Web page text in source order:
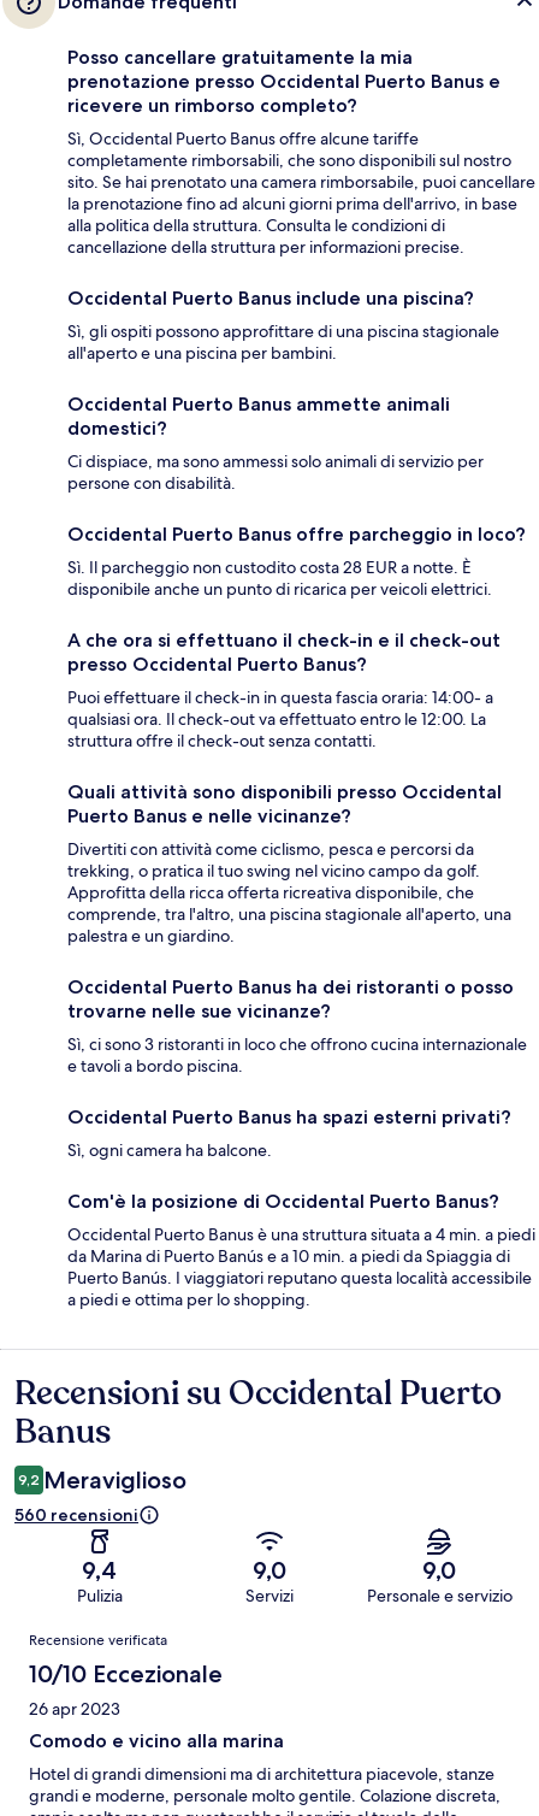
Posso cancellare gratuitamente la mia
prenotazione presso Occidental Puerto Banus e
ricevere un rimborso completo?
Sì, Occidental Puerto Banus offre alcune tariffe
completamente rimborsabili, che sono disponibili sul nostro
sito. Se hai prenotato una camera rimborsabile, puoi cancellare
la prenotazione fino ad alcuni giorni prima dell'arrivo, in base
alla politica della struttura. Consulta le condizioni di
cancellazione della struttura per informazioni precise.
Occidental Puerto Banus include una piscina?
Sì, gli ospiti possono approfittare di una piscina stagionale
all'aperto e una piscina per bambini.
Occidental Puerto Banus ammette animali
domestici?
Ci dispiace, ma sono ammessi solo animali di servizio per
persone con disabilità.
Occidental Puerto Banus offre parcheggio in loco?
Sì. Il parcheggio non custodito costa 28 EUR a notte. È
disponibile anche un punto di ricarica per veicoli elettrici.
A che ora si effettuano il check-in e il check-out
presso Occidental Puerto Banus?
Puoi effettuare il check-in in questa fascia oraria: 14:00- a
qualsiasi ora. Il check-out va effettuato entro le 12:00. La
struttura offre il check-out senza contatti.
Quali attività sono disponibili presso Occidental
Puerto Banus e nelle vicinanze?
Divertiti con attività come ciclismo, pesca e percorsi da
trekking, o pratica il tuo swing nel vicino campo da golf.
Approfitta della ricca offerta ricreativa disponibile, che
comprende, tra l'altro, una piscina stagionale all'aperto, una
palestra e un giardino.
Occidental Puerto Banus ha dei ristoranti o posso
trovarne nelle sue vicinanze?
Sì, ci sono 3 ristoranti in loco che offrono cucina internazionale
e tavoli a bordo piscina.
Occidental Puerto Banus ha spazi esterni privati?
Sì, ogni camera ha balcone.
Com'è la posizione di Occidental Puerto Banus?
Occidental Puerto Banus è una struttura situata a 4 min. a piedi
da Marina di Puerto Banús e a 10 min. a piedi da Spiaggia di
Puerto Banús. I viaggiatori reputano questa località accessibile
a piedi e ottima per lo shopping.
Recensioni
Recensioni su Occidental Puerto
Banus
9,2 Meraviglioso
560 recensioni
9,4
Pulizia
9,0
Servizi
9,0
Personale e servizio
Recensioni
Recensione verificata
10/10 Eccezionale
26 apr 2023
Comodo e vicino alla marina
Hotel di grandi dimensioni ma di architettura piacevole, stanze
grandi e moderne, personale molto gentile. Colazione discreta,